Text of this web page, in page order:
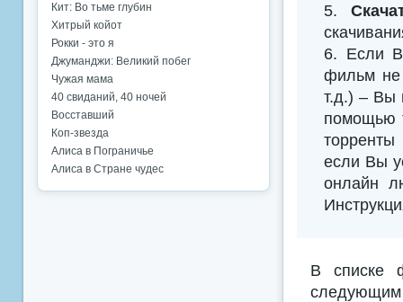
5.
6. Если
фильм не
т.д.) – Вы
помощью
если Вы
онлайн
В списке
Кит: Во тьме глубин
Хитрый койот
Рокки - это я
Джуманджи: Великий побег
Чужая мама
40 свиданий, 40 ночей
Восставший
Коп-звезда
Алиса в Пограничье
Алиса в Стране чудес